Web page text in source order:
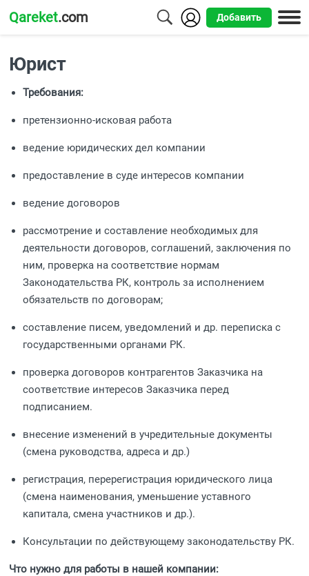
Qareket.com Добавить
Алматы
Астана
Каменогорск
Юрист
Требования:
претензионно-исковая работа
ведение юридических дел компании
предоставление в суде интересов компании
ведение договоров
рассмотрение и составление необходимых для
деятельности договоров, соглашений, заключения по
ним, проверка на соответствие нормам
Законодательства РК, контроль за исполнением
обязательств по договорам;
составление писем, уведомлений и др. переписка с
государственными органами РК.
проверка договоров контрагентов Заказчика на
соответствие интересов Заказчика перед
подписанием.
внесение изменений в учредительные документы
(смена руководства, адреса и др.)
регистрация, перерегистрация юридического лица
(смена наименования, уменьшение уставного
капитала, смена участников и др.).
Консультации по действующему законодательству РК.
Что нужно для работы в нашей компании: